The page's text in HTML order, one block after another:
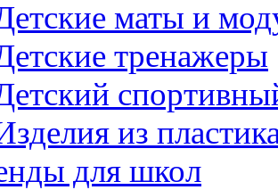
маты и
тренажеры
из
для школ